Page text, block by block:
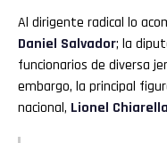
Al dirigente radical lo
Daniel Salvador; la
funcionarios de diversa
embargo, la principal
nacional, Lionel Chiarella